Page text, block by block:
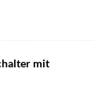
mit